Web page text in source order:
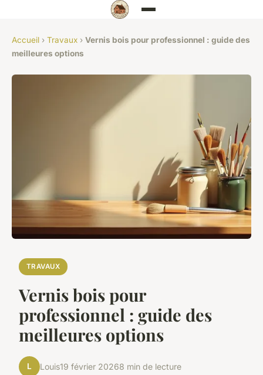
Accueil › Travaux › Vernis bois pour professionnel : guide des
meilleures options
TRAVAUX
Vernis bois pour
professionnel : guide des
meilleures options
L Louis19 février 20268 min de lecture